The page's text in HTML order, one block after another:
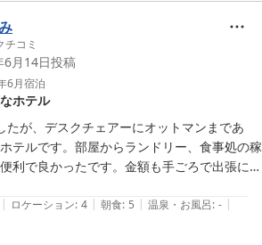
重なご感想を頂戴しましたことに重ねてお
言葉を参考にさせていただきながら、これ
しいただけるホテルを目指しスタッフ一同
今後ともホテルシーラックパル高崎をよろ
しております。
崎　支配人
崎
チコミ
月14日投稿
6月宿泊
ホテル
たが、デスクチェアーにオットマンまであ
テルです。部屋からランドリー、食事処の稼
利で良かったです。金額も手ごろで出張には
会があれば利用したいです。
| ロケーション: 4 | 朝食: 5 | 温泉・お風呂: - |